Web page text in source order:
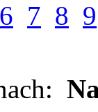
6 7 8 9